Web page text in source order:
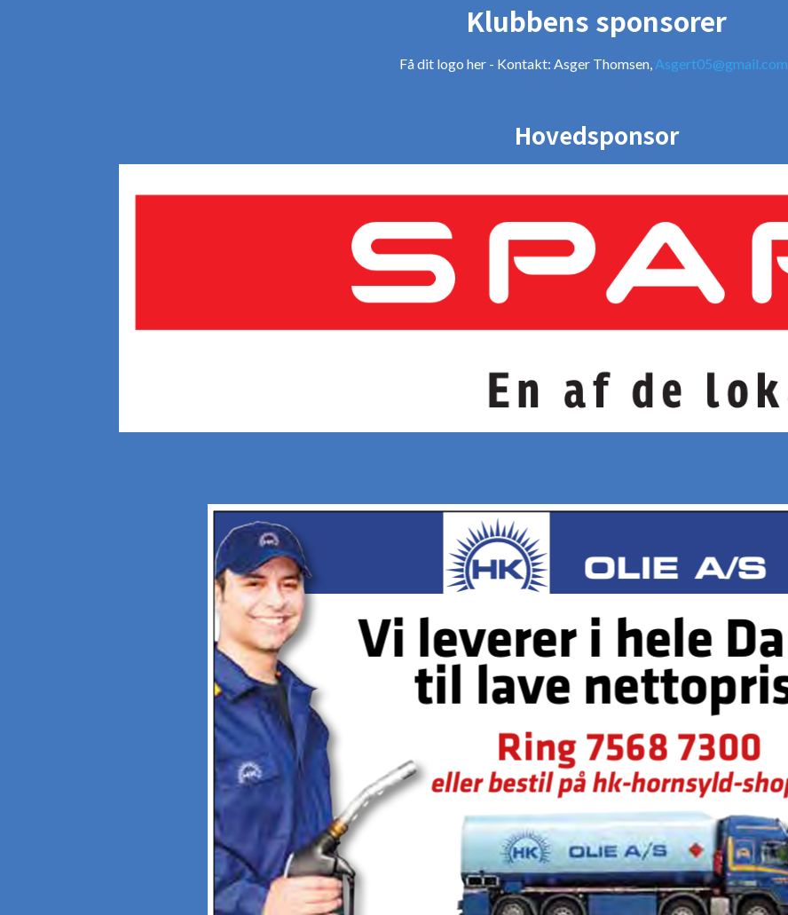
Klubbens sponsorer
Få dit logo her - Kontakt: Asger Thomsen, Asgert05@gmail.com
Hovedsponsor